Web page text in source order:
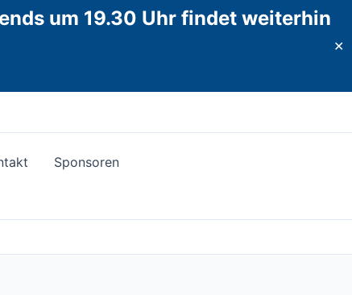
um 19.30 Uhr findet weiterhin
✕
Sponsoren